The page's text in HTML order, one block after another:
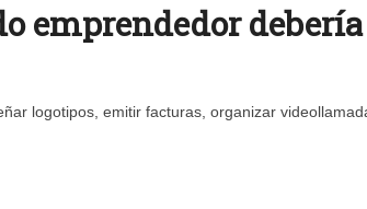
emprendedor debería
logotipos, emitir facturas, organizar